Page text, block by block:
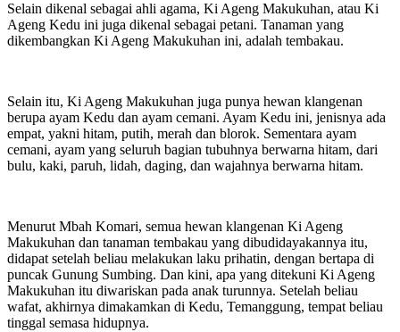
Selain dikenal sebagai ahli agama, Ki Ageng Makukuhan, atau Ki
Ageng Kedu ini juga dikenal sebagai petani. Tanaman yang
dikembangkan Ki Ageng Makukuhan ini, adalah tembakau.
Selain itu, Ki Ageng Makukuhan juga punya hewan klangenan
berupa ayam Kedu dan ayam cemani. Ayam Kedu ini, jenisnya ada
empat, yakni hitam, putih, merah dan blorok. Sementara ayam
cemani, ayam yang seluruh bagian tubuhnya berwarna hitam, dari
bulu, kaki, paruh, lidah, daging, dan wajahnya berwarna hitam.
Menurut Mbah Komari, semua hewan klangenan Ki Ageng
Makukuhan dan tanaman tembakau yang dibudidayakannya itu,
didapat setelah beliau melakukan laku prihatin, dengan bertapa di
puncak Gunung Sumbing. Dan kini, apa yang ditekuni Ki Ageng
Makukuhan itu diwariskan pada anak turunnya. Setelah beliau
wafat, akhirnya dimakamkan di Kedu, Temanggung, tempat beliau
tinggal semasa hidupnya.